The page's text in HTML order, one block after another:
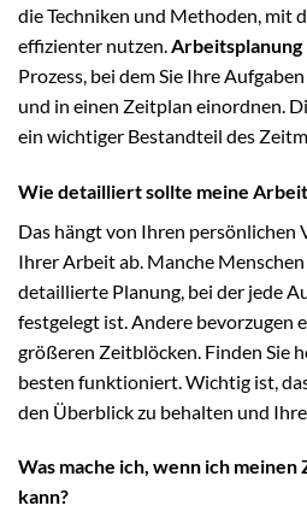
die Techniken und Methoden, mit
effizienter nutzen.Arbeitsplanung
Prozess, bei dem Sie Ihre
und in einen Zeitplan einordnen.
ein wichtiger Bestandteil des
Wie detailliert sollte meine
Das hängt von Ihren persönlichen
Ihrer Arbeit ab. Manche
detaillierte Planung, bei der jede
festgelegt ist. Andere bevorzugen
größeren Zeitblöcken. Finden Sie
besten funktioniert. Wichtig ist,
den Überblick zu behalten und
Was mache ich, wenn ich
kann?